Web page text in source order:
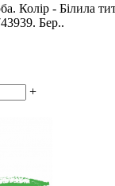
Колір - Білила
Бер..
+